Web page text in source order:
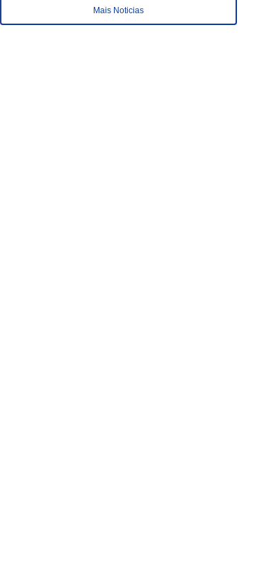
Mais Noticias